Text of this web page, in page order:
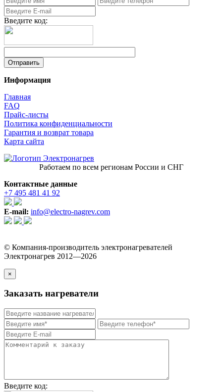
Введите код:
Информация
Главная
FAQ
Прайс-листы
Политика конфиденциальности
Гарантия и возврат товара
Карта сайта
Работаем по всем регионам России и СНГ
Контактные данные
+7 495 481 41 92
E-mail: info@electro-nagrev.com
© Компания-производитель электронагревателей
Электронагрев 2012—2026
×
Заказать нагреватели
Введите код: